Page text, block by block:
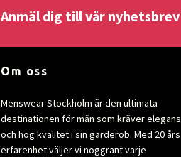
Anmäl dig till vår nyhetsbrev
Om oss
Menswear Stockholm är den ultimata
destinationen för män som kräver elegans
och hög kvalitet i sin garderob. Med 20 års
erfarenhet väljer vi noggrant varje